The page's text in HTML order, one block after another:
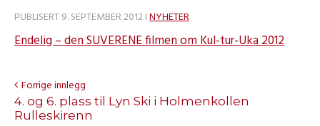
PUBLISERT9. SEPTEMBER 2012INYHETER
Endelig – den SUVERENE filmen om Kul-tur-Uka 2012
Forrige innlegg
4. og 6. plass til Lyn Ski i Holmenkollen
Rulleskirenn